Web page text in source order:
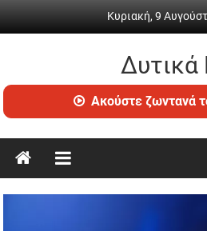
Κυριακή, 9
Δυτικά
Ραδιόφωνο
•
ενημέρωση
Ακούστε ζωντανά